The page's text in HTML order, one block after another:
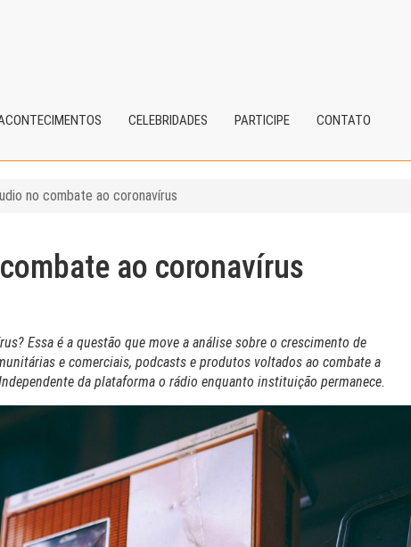
CELEBRIDADES PARTICIPE CONTATO
no combate ao coronavírus
ao coronavírus
Essa é a questão que move a análise sobre o crescimento de
e comerciais, podcasts e produtos voltados ao combate a
da plataforma o rádio enquanto instituição permanece.